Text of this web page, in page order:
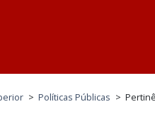
> Políticas Públicas >